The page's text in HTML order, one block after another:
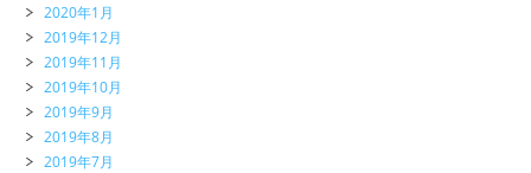
2020年1月
2019年12月
2019年11月
2019年10月
2019年9月
2019年8月
2019年7月